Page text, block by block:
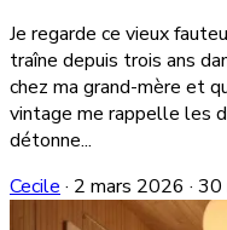
Je regarde ce vieux
traîne depuis trois ans
chez ma grand-mère et
vintage me rappelle les
détonne...
Cecile · 2 mars 2026 · 30